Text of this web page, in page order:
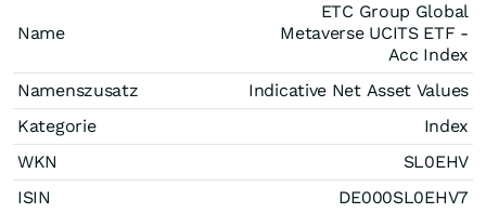
Name
ETC Group Global
Metaverse UCITS ETF -
Acc Index
Namenszusatz
Indicative Net Asset Values
Kategorie
Index
WKN
SL0EHV
ISIN
DE000SL0EHV7